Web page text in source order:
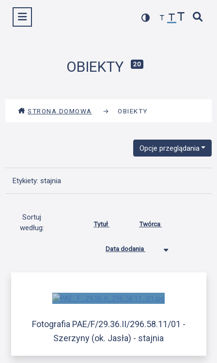
Wyświetl menu
OBIEKTY 20
STRONA DOMOWA → OBIEKTY
Opcje przeglądania
Etykiety: stajnia
Sortuj
według:
Tytuł Twórca
Data dodania
Fotografia PAE/F/29.36.II/296.58.11/01 -
Szerzyny (ok. Jasła) - stajnia